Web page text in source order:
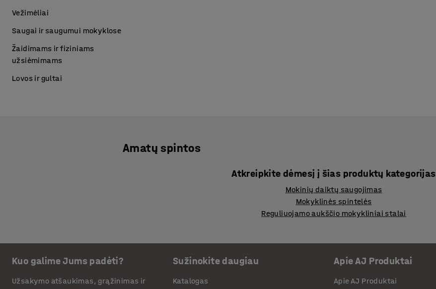
Vežimėliai
Saugai ir saugumui mokyklose
Žaidimams ir fiziniams
užsiėmimams
Lovos ir gultai
Amatų spintos
Atkreipkite dėmesį į šias produktų kategorijas
Mokinių daiktų saugojimas
Mokyklinės spintelės
Reguliuojamo aukščio mokykliniai stalai
Kuo galime Jums padėti?
Užsakymo atšaukimas, grąžinimas ir
Sužinokite daugiau
Katalogas
Apie AJ Produktai
Apie AJ Produktai